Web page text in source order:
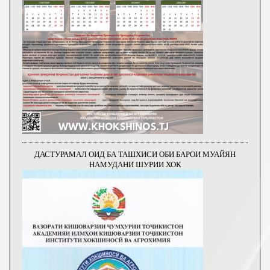
ДАСТУРАМАЛ ОИД БА ТАШХИСИ ОБИ БАРОИ МУАЙЯН
НАМУДАНИ ШУРИИ ХОК